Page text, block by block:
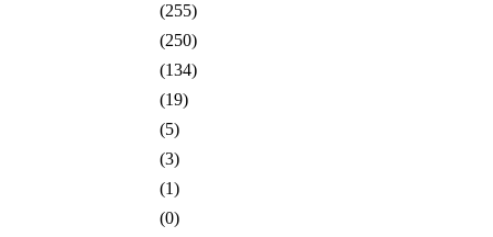
(255)
(250)
(134)
(19)
(5)
(3)
(1)
(0)